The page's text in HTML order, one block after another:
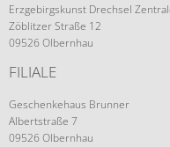
Erzgebirgskunst Drechsel
Zöblitzer Straße 12
09526 Olbernhau
FILIALE
Geschenkehaus Brunner
Albertstraße 7
09526 Olbernhau